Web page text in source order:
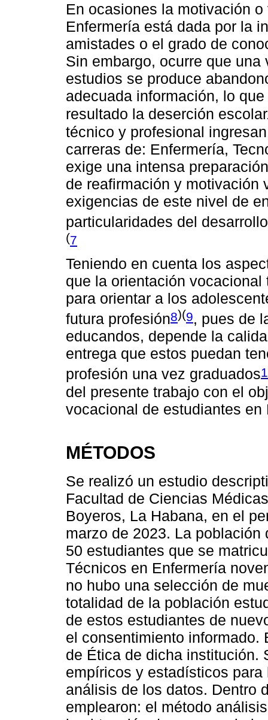
En ocasiones la motivación
Enfermería está dada por la
amistades o el grado de
Sin embargo, ocurre que
estudios se produce
adecuada información, lo
resultado la deserción escolar
técnico y profesional
carreras de: Enfermería,
exige una intensa
de reafirmación y motivación
exigencias de este nivel de
particularidades del
(7
Teniendo en cuenta los
que la orientación
para orientar a los
futura profesión8)(9, pues de
educandos, depende la
entrega que estos puedan
profesión una vez graduados
del presente trabajo con el
vocacional de estudiantes
MÉTODOS
Se realizó un estudio
Facultad de Ciencias
Boyeros, La Habana, en el
marzo de 2023. La
50 estudiantes que se
Técnicos en Enfermería
no hubo una selección de
totalidad de la población
de estos estudiantes de
el consentimiento informado.
de Ética de dicha institución.
empíricos y estadísticos
análisis de los datos. Dentro
emplearon: el método